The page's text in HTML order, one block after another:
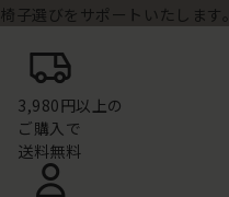
椅子選びをサポートいたします。
3,980円以上の
ご購入で
送料無料